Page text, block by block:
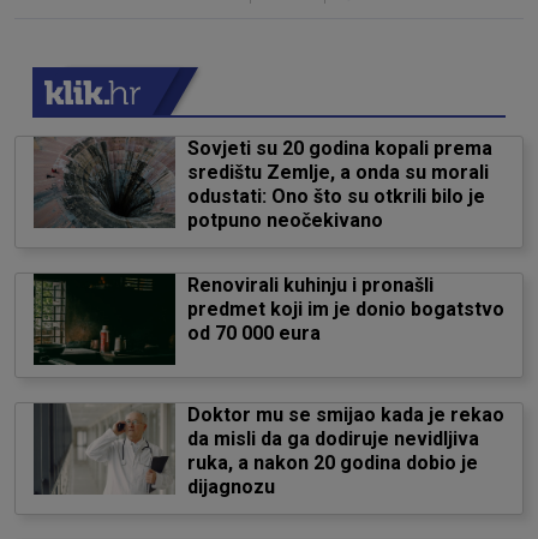
Sovjeti su 20 godina kopali prema
središtu Zemlje, a onda su morali
odustati: Ono što su otkrili bilo je
potpuno neočekivano
Renovirali kuhinju i pronašli
predmet koji im je donio bogatstvo
od 70 000 eura
Doktor mu se smijao kada je rekao
da misli da ga dodiruje nevidljiva
ruka, a nakon 20 godina dobio je
dijagnozu